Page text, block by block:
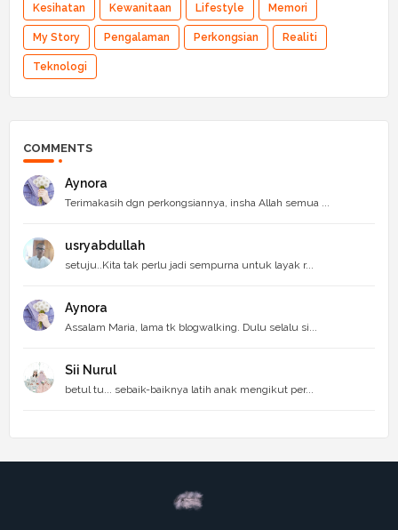
Kesihatan Kewanitaan Lifestyle Memori
My Story Pengalaman Perkongsian Realiti
Teknologi
COMMENTS
Aynora
Terimakasih dgn perkongsiannya, insha Allah semua ...
usryabdullah
setuju..Kita tak perlu jadi sempurna untuk layak r...
Aynora
Assalam Maria, lama tk blogwalking. Dulu selalu si...
Sii Nurul
betul tu... sebaik-baiknya latih anak mengikut per...